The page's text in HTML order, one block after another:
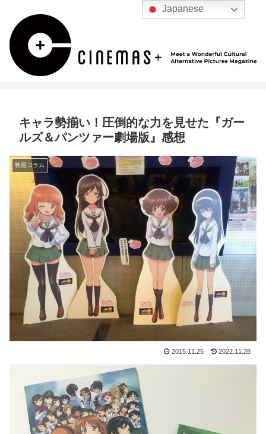
キャラ勢揃い！圧倒的な力を見せた『ガー
ルズ＆パンツァー劇場版』感想
映画コラム
2015.11.25 2022.11.28
Japanese